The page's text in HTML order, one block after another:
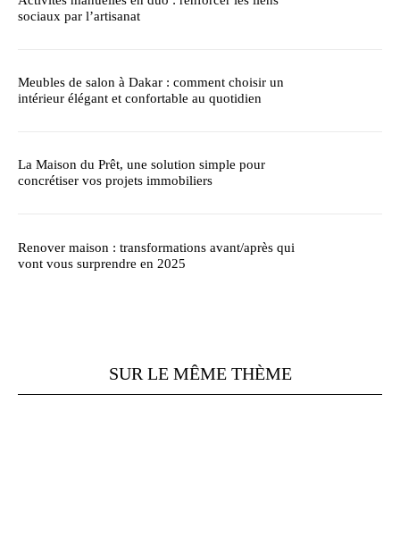
sociaux par l’artisanat
Meubles de salon à Dakar : comment choisir un
intérieur élégant et confortable au quotidien
La Maison du Prêt, une solution simple pour
concrétiser vos projets immobiliers
Renover maison : transformations avant/après qui
vont vous surprendre en 2025
SUR LE MÊME THÈME